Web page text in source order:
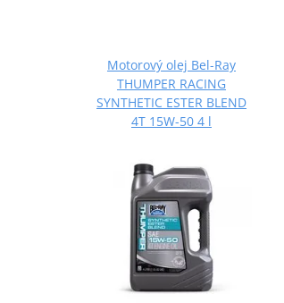
Motorový olej Bel-Ray
THUMPER RACING
SYNTHETIC ESTER BLEND
4T 15W-50 4 l